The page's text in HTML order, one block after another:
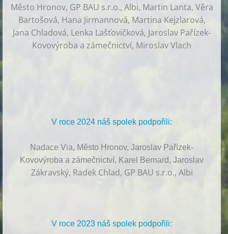
Město Hronov, GP BAU s.r.o., Albi, Martin Lanta, Věra
Bartošová, Hana Jirmannová, Martina Kejzlarová,
Jana Chladová, Lenka Lašťovičková, Jaroslav Pařízek-
Kovovýroba a zámečnictví, Miroslav Vlach
V roce 2024 náš spolek podpořili:
Nadace Via, Město Hronov, Jaroslav Pařízek-
Kovovýroba a zámečnictví, Karel Bernard, Jaroslav
Zákravský, Radek Chlad, GP BAU s.r.o., Albi
V roce 2023 náš spolek podpořili: